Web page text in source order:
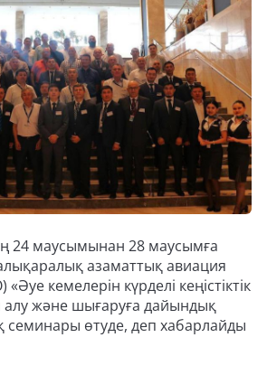
24 маусымынан 28 маусымға
азаматтық авиация
кемелерін күрделі кеңістіктік
және шығаруға дайындық
семинары өтуде, деп хабарлайды